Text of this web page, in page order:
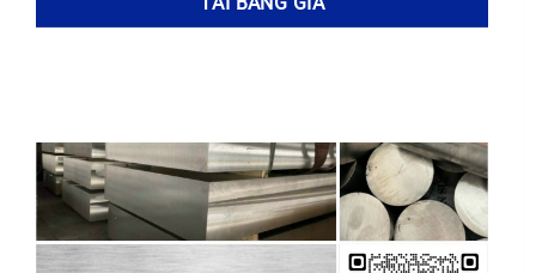
tiềm năng ứng dụng bất ngờ!
Đồng CuAl10Fe3Mn2đóng vai trò quan trọng
trong ngành hàng hải và đóng tàu nhờ khả năng
chống ăn mòn vượt trội trong môi trường nước
biển khắc nghiệt, đảm bảo độ bền và tuổi thọ